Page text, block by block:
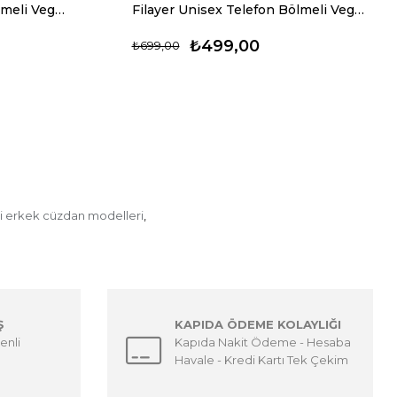
Filayer Unisex Telefon Bölmeli Vegan Deri Cüzdan Filayer Unisex Telefon Bölmeli Vegan Deri Cüzdan
₺499,00
₺699,00
erkek cüzdan modelleri,
KAPIDA ÖDEME KOLAYLIĞI
Kapıda Nakit Ödeme - Hesaba
Havale - Kredi Kartı Tek Çekim